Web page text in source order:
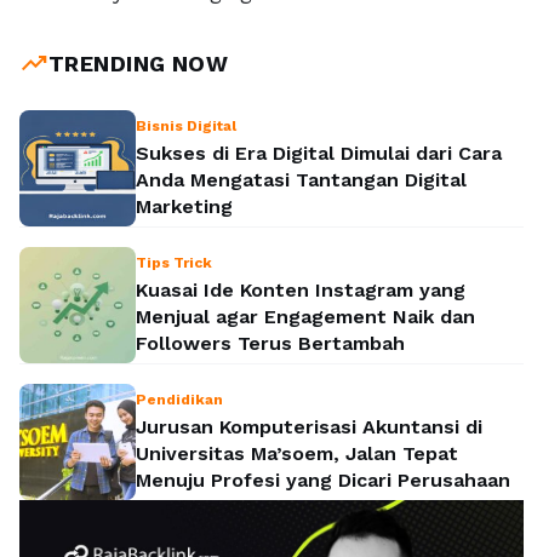
trending_upTRENDING NOW
Bisnis Digital
Sukses di Era Digital Dimulai dari Cara
Anda Mengatasi Tantangan Digital
Marketing
Tips Trick
Kuasai Ide Konten Instagram yang
Menjual agar Engagement Naik dan
Followers Terus Bertambah
Pendidikan
Jurusan Komputerisasi Akuntansi di
Universitas Ma’soem, Jalan Tepat
Menuju Profesi yang Dicari Perusahaan